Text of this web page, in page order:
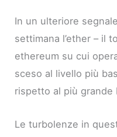
In un ulteriore
settimana l’ether – il
ethereum su cui
sceso al livello più
rispetto al più grande
Le turbolenze in